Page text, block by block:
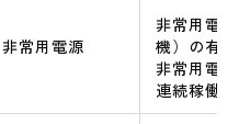
非常用電源
非常用電
機）の有
非常用電
連続稼働